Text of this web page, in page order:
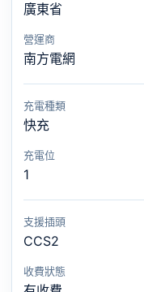
廣東省
營運商
南方電網
充電種類
快充
充電位
1
支援插頭
CCS2
收費狀態